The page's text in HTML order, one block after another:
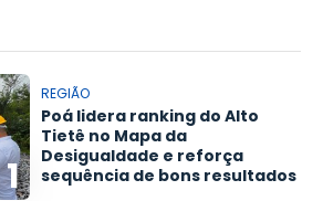
1
REGIÃO
Poá lidera ranking do Alto
Tietê no Mapa da
Desigualdade e reforça
sequência de bons resultados